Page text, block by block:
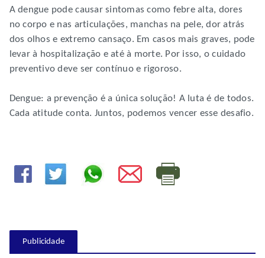
A dengue pode causar sintomas como febre alta, dores
no corpo e nas articulações, manchas na pele, dor atrás
dos olhos e extremo cansaço. Em casos mais graves, pode
levar à hospitalização e até à morte. Por isso, o cuidado
preventivo deve ser contínuo e rigoroso.
Dengue: a prevenção é a única solução! A luta é de todos.
Cada atitude conta. Juntos, podemos vencer esse desafio.
Publicidade